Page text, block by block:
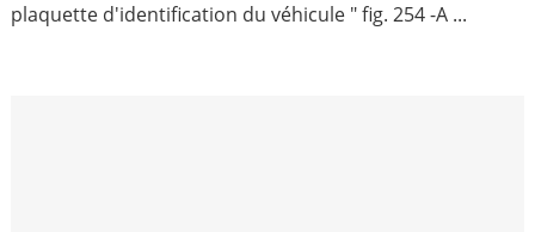
plaquette d'identification du véhicule " fig. 254 -A ...